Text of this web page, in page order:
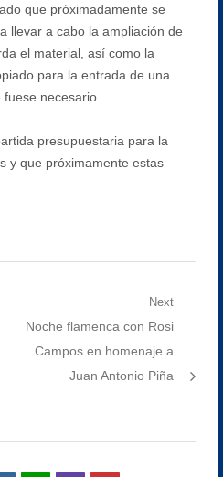
que próximadamente se
llevar a cabo la ampliación de
el material, así como la
para la entrada de una
necesario.
presupuestaria para la
y que próximamente estas
Next
Next
post:
Noche flamenca con Rosi
Campos en homenaje a
Juan Antonio Piña